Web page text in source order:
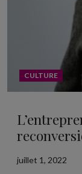
CULTURE
juillet 1, 2022